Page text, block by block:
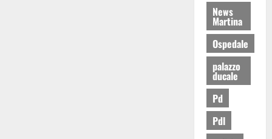
News
Martina
Ospedale
palazzo
ducale
Pd
Pdl